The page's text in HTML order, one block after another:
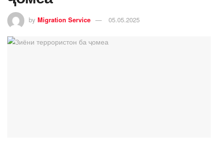
by Migration Service 05.05.2025